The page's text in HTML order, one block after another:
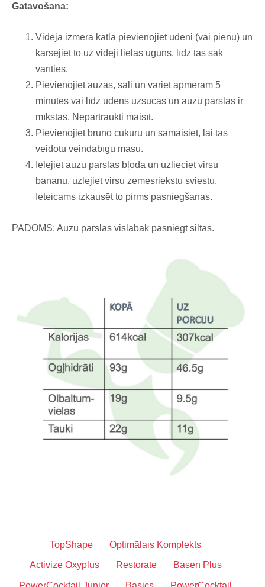
Gatavošana:
Vidēja izmēra katlā pievienojiet ūdeni (vai pienu) un
karsējiet to uz vidēji lielas uguns, līdz tas sāk
vārīties.
Pievienojiet auzas, sāli un vāriet apmēram 5
minūtes vai līdz ūdens uzsūcas un auzu pārslas ir
mīkstas. Nepārtraukti maisīt.
Pievienojiet brūno cukuru un samaisiet, lai tas
veidotu veindabīgu masu.
Ielejiet auzu pārslas bļodā un uzlieciet virsū
banānu, uzlejiet virsū zemesriekstu sviestu.
Ieteicams izkausēt to pirms pasniegšanas.
PADOMS: Auzu pārslas vislabāk pasniegt siltas.
TopShape Optimālais Komplekts
Activize Oxyplus Restorate Basen Plus